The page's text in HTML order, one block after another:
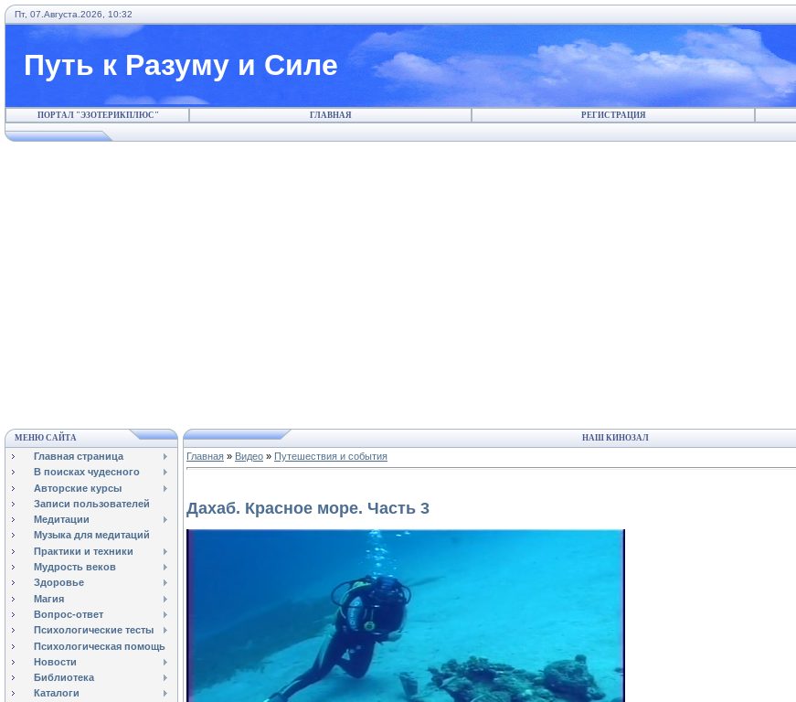
Пт, 07.Августа.2026, 10:32
Путь к Разуму и Силе
ПОРТАЛ "ЭЗОТЕРИКПЛЮС" ГЛАВНАЯ РЕГИСТРАЦИЯ
МЕНЮ САЙТА
Главная страница
В поисках чудесного
Авторские курсы
Записи пользователей
Медитации
Музыка для медитаций
Практики и техники
Мудрость веков
Здоровье
Магия
Вопрос-ответ
Психологические тесты
Психологическая помощь
Новости
Библиотека
Каталоги
НАШ КИНОЗАЛ
Главная » Видео » Путешествия и события
Дахаб. Красное море. Часть 3